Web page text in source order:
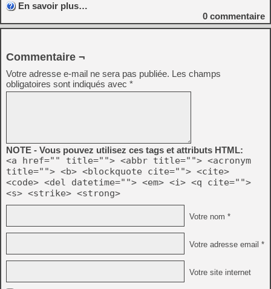
En savoir plus…
0 commentaire
Commentaire ¬
Votre adresse e-mail ne sera pas publiée. Les champs
obligatoires sont indiqués avec *
NOTE - Vous pouvez utilisez ces tags et attributs HTML:
<a href="" title=""> <abbr title=""> <acronym
title=""> <b> <blockquote cite=""> <cite>
<code> <del datetime=""> <em> <i> <q cite="">
<s> <strike> <strong>
Votre nom *
Votre adresse email *
Votre site internet